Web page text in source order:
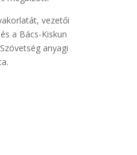
vezetői
a Bács-Kiskun
anyagi